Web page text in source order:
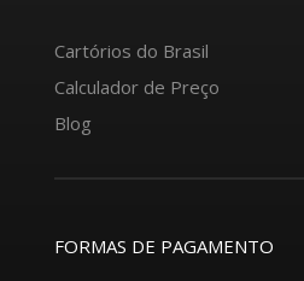
Cartórios do Brasil
Calculador de Preço
Blog
FORMAS DE PAGAMENTO